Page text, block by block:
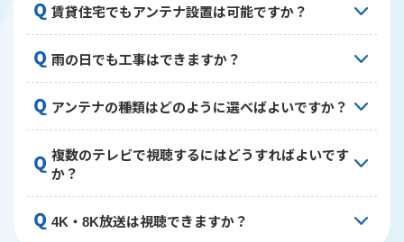
ビの種類や設定方法に合わせて丁寧に対応いたしま
電波の受信状況が良好で、強風などの影響を受けに
くい場所に設置するのが理想的です。屋根、ベラン
をご提案いたします。現地調査の際に電波状況を測
定し、最も良好な受信が可能な設置場所をお伝えし
ます。
賃貸住宅でもアンテナ設置は可能ですか？
可能です。ただし、賃貸物件の場合は建物への工事
に関して管理会社や大家さんの許可が必要な場合が
たします。場合によっては穴を開けない工法や撤去
時に原状回復しやすい方法をご提案することも可能
です。
雨の日でも工事はできますか？
安全面を考慮し、強風や激しい雨の場合は工事を見
合わせることがあります。軽い雨であれば施工可能
ご相談ください。お客様と作業スタッフの安全を第
一に考え、状況に応じて判断させていただきます。
アンテナの種類はどのように選べばよいですか？
お住まいの地域の電波状況や視聴したい放送、建物
の構造などを考慮して最適なアンテナをご提案いた
します。地デジ用の八木式アンテナやデザインアン
様のニーズや住宅の外観に合わせて選択できます。
複数のテレビで視聴するにはどうすればよいです
か？
複数のテレビで視聴するには分配器を使用して配線
を行います。テレビの台数や建物の構造によって
4K・8K放送は視聴できますか？